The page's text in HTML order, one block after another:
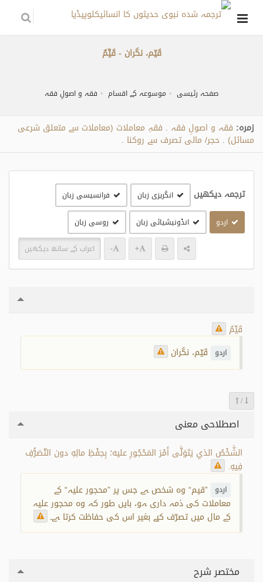
قَیّم، نگران - قَيِّمٌ
صفحہ رئیسی موسوعہ کے اقسام فقہ و اصولِ فقہ
زمره: فقہ و اصولِ فقہ فقہِ معاملات (معاملات سے متعلق شرعی
مسائل) حجر/ مالی تصرف سے روکنا
ترجمہ دیکھیں انگریزی زبان فرانسیسی زبان
اردو انڈونیشیائی زبان روسی زبان
+
- اعراب کے ساتھ دیکھیں
قَيِّمٌ
اردو قَیّم، نگران
/
اصطلاحی معنی
الشَّخْصُ الذي يَتَوَلَّى أَمْرَ المَحْجُورِ عليه؛ بِحِفْظِ مالِهِ دون التّصَرُّفِ
فِيهِ.
اردو ”قیم“ وہ شخص ہے جس پر ”محجور علیہ“ کے
معاملات کی ذمہ داری ہو، بایں طور کہ وہ محجور علیہ
کے مال میں تصرّف کیے بغیر اس کی حفاظت کرتا ہے۔
مختصر شرح